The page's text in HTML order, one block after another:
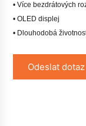
• Více bezdrátových
• OLED displej
• Dlouhodobá
Odeslat dotaz